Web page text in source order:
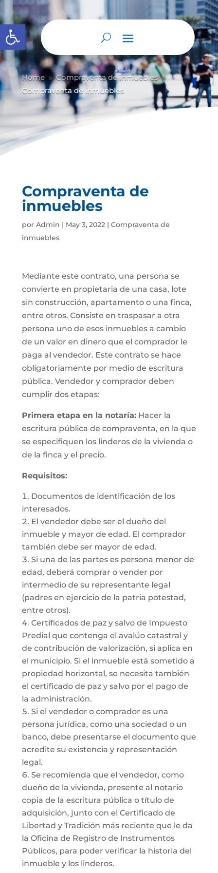
Abrir barra de herramientas
Home 9 Compraventa de inmuebles 9
Compraventa de inmuebles
Compraventa de
inmuebles
por Admin | May 3, 2022| Compraventa de
inmuebles
Mediante este contrato, una persona se
convierte en propietaria de una casa, lote
sin construcción, apartamento o una finca,
entre otros. Consiste en traspasar a otra
persona uno de esos inmuebles a cambio
de un valor en dinero que el comprador le
paga al vendedor. Este contrato se hace
obligatoriamente por medio de escritura
pública. Vendedor y comprador deben
cumplir dos etapas:
Primera etapa en la notaría:Hacer la
escritura pública de compraventa, en la que
se especifiquen los linderos de la vivienda o
de la finca y el precio.
Requisitos:
Documentos de identificación de los
interesados.
El vendedor debe ser el dueño del
inmueble y mayor de edad. El comprador
también debe ser mayor de edad.
Si una de las partes es persona menor de
edad, deberá comprar o vender por
intermedio de su representante legal
(padres en ejercicio de la patria potestad,
entre otros).
Certificados de paz y salvo de Impuesto
Predial que contenga el avalúo catastral y
de contribución de valorización, si aplica en
el municipio. Si el inmueble está sometido a
propiedad horizontal, se necesita también
el certificado de paz y salvo por el pago de
la administración.
Si el vendedor o comprador es una
persona jurídica, como una sociedad o un
banco, debe presentarse el documento que
acredite su existencia y representación
legal.
Se recomienda que el vendedor, como
dueño de la vivienda, presente al notario
copia de la escritura pública o título de
adquisición, junto con el Certificado de
Libertad y Tradición más reciente que le da
la Oficina de Registro de Instrumentos
Públicos, para poder verificar la historia del
inmueble y los linderos.